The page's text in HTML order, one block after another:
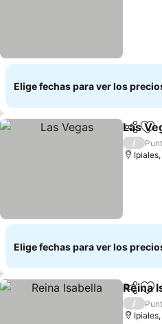
Elige fechas para ver los
Las
/
Elige fechas para ver los
Reina
/